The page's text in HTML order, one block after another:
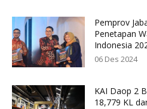
Pemprov
Penetapan
Indonesia
06 Des 2024
KAI Daop 2
18,779 KL